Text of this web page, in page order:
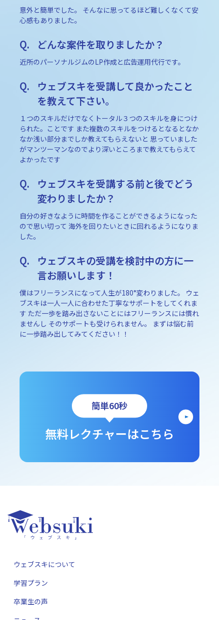
意外と簡単でした。 そんなに思ってるほど難しくなくて安
心感もありました。
どんな案件を取りましたか？
近所のパーソナルジムのLP作成と広告運用代行です。
ウェブスキを受講して良かったこと
を教えて下さい。
１つのスキルだけでなくトータル３つのスキルを身につけ
られた。ことです また複数のスキルをつけるとなるとなか
なか浅い部分までしか教えてもらえないと 思っていました
がマンツーマンなのでより深いところまで教えてもらえて
よかったです
ウェブスキを受講する前と後でどう
変わりましたか？
自分の好きなように時間を作ることができるようになった
ので思い切って 海外を回りたいときに回れるようになりま
した。
ウェブスキの受講を検討中の方に一
言お願いします！
僕はフリーランスになって人生が180°変わりました。 ウェ
ブスキは一人一人に合わせた丁寧なサポートをしてくれま
す ただ一歩を踏み出さないことにはフリーランスには慣れ
ませんし そのサポートも受けられません。 まずは悩む前
に一歩踏み出してみてください！！
簡単60秒
無料レクチャーはこちら
ウェブスキについて
学習プラン
卒業生の声